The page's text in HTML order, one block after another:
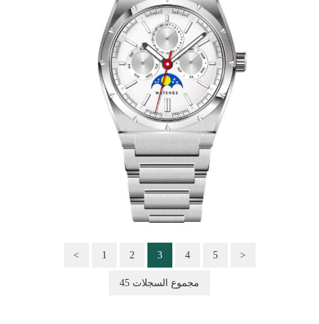
< 1 2 3 4 5 >
45 مجموع السجلات